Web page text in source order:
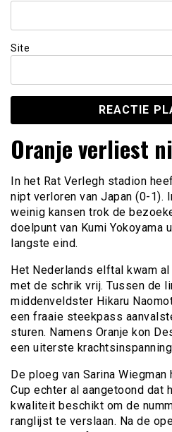
Site
Oranje verliest
In het Rat Verlegh stadion
nipt verloren van Japan (0-1).
weinig kansen trok de
doelpunt van Kumi Yokoyama
langste eind.
Het Nederlands elftal kwam
met de schrik vrij. Tussen de
middenveldster Hikaru
een fraaie steekpass
sturen. Namens Oranje kon
een uiterste
De ploeg van Sarina
Cup echter al aangetoond dat
kwaliteit beschikt om de
ranglijst te verslaan. Na de